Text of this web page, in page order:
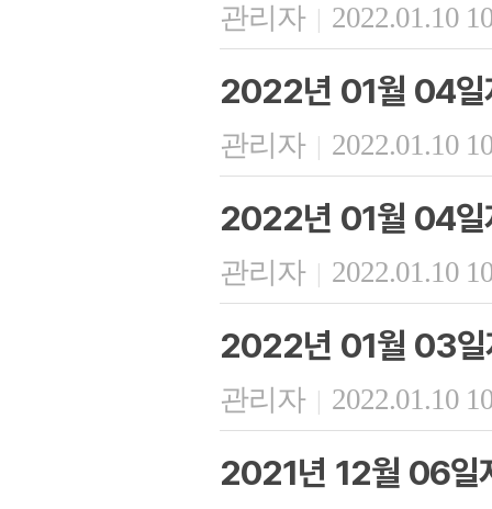
관리자 | 2022.01.10
2022년 01월 04일
관리자 | 2022.01.10
2022년 01월 04일
관리자 | 2022.01.10
2022년 01월 03일
관리자 | 2022.01.10
2021년 12월 06일